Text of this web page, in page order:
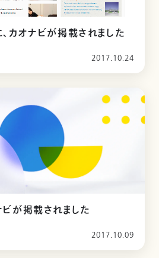
カオナビが掲載されました
2017.10.24
が掲載されました
2017.10.09